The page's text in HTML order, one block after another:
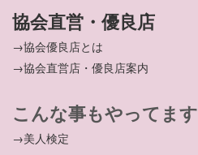
協会直営・優良店
→協会優良店とは
→協会直営店・優良店案内
こんな事もやってます
→美人検定